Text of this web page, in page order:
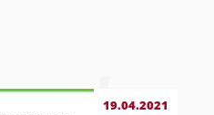
19.04.2021